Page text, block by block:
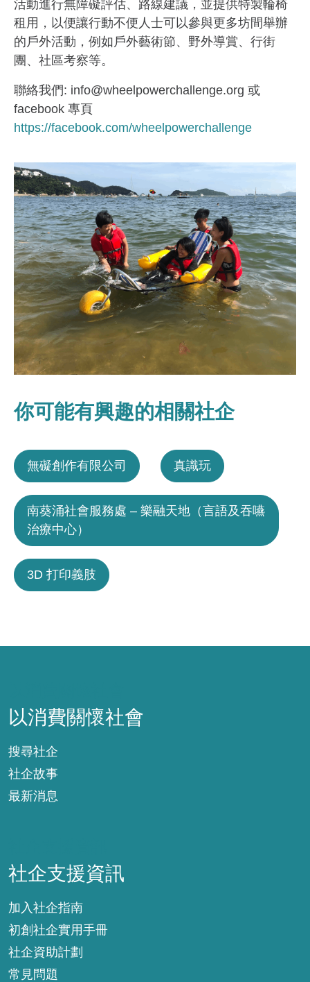
活動進行無障礙評估、路線建議，並提供特製輪椅
租用，以便讓行動不便人士可以參與更多坊間舉辦
的戶外活動，例如戶外藝術節、野外導賞、行街
團、社區考察等。
聯絡我們: info@wheelpowerchallenge.org 或
facebook 專頁
https://facebook.com/wheelpowerchallenge
你可能有興趣的相關社企
無礙創作有限公司 真識玩
南葵涌社會服務處 – 樂融天地（言語及吞嚥
治療中心）
3D 打印義肢
以消費關懷社會
搜尋社企
社企故事
最新消息
社企支援資訊
加入社企指南
初創社企實用手冊
社企資助計劃
常見問題